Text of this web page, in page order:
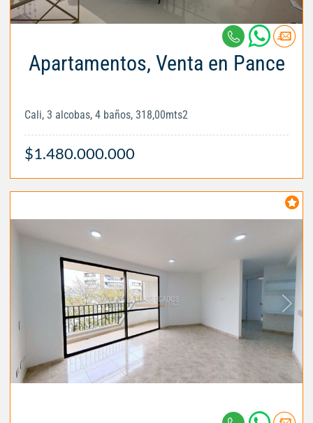
Apartamentos, Venta en Pance
Cali, 3 alcobas, 4 baños, 318,00mts2
$1.480.000.000